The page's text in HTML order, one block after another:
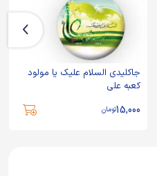
جاکلیدی السلام علیک یا مولود
کعبه علی
15,000تومان